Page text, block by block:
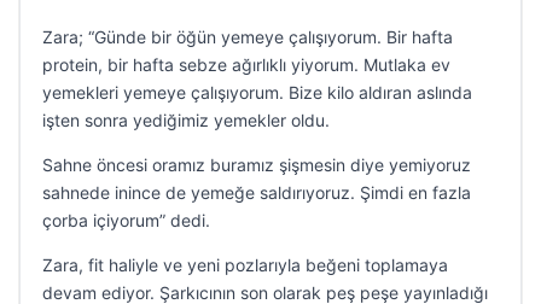
Zara; “Günde bir öğün yemeye çalışıyorum. Bir hafta
protein, bir hafta sebze ağırlıklı yiyorum. Mutlaka ev
yemekleri yemeye çalışıyorum. Bize kilo aldıran aslında
işten sonra yediğimiz yemekler oldu.
Sahne öncesi oramız buramız şişmesin diye yemiyoruz
sahnede inince de yemeğe saldırıyoruz. Şimdi en fazla
çorba içiyorum” dedi.
Zara, fit haliyle ve yeni pozlarıyla beğeni toplamaya
devam ediyor. Şarkıcının son olarak peş peşe yayınladığı